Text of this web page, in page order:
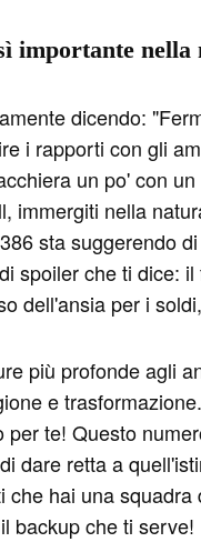
importante nella
dicendo:
i rapporti con gli
un po' con
immergiti nella
sta suggerendo
spoiler che ti dice:
dell'ansia per i
più profonde agli
e
te! Questo
dare retta a
hai una
backup che ti serve!